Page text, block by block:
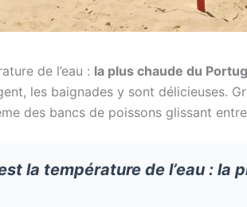
de l’eau : la plus chaude du
les baignades y sont délicieuses.
des bancs de poissons glissant
la température de l’eau : la